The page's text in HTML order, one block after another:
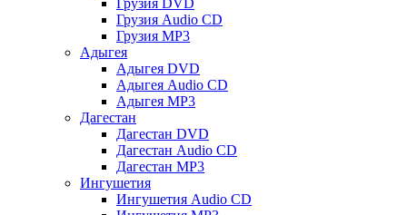
Грузия DVD
Грузия Audio CD
Грузия MP3
Адыгея
Адыгея DVD
Адыгея Audio CD
Адыгея MP3
Дагестан
Дагестан DVD
Дагестан Audio CD
Дагестан MP3
Ингушетия
Ингушетия Audio CD